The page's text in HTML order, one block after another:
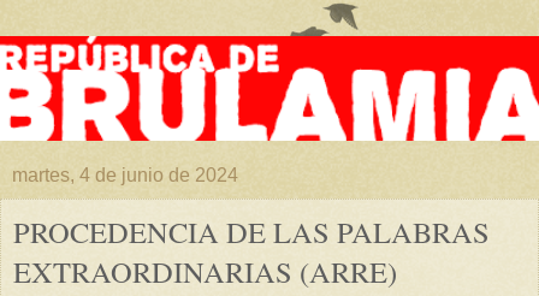
martes, 4 de junio de 2024
PROCEDENCIA DE LAS PALABRAS
EXTRAORDINARIAS (ARRE)